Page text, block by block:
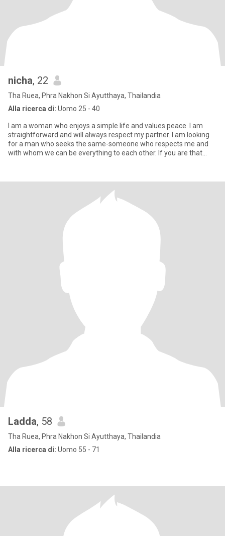
nicha, 22
Tha Ruea, Phra Nakhon Si Ayutthaya, Thailandia
Alla ricerca di: Uomo 25 - 40
I am a woman who enjoys a simple life and values peace. I am
straightforward and will always respect my partner. I am looking
for a man who seeks the same-someone who respects me and
with whom we can be everything to each other. If you are that
Ladda, 58
Tha Ruea, Phra Nakhon Si Ayutthaya, Thailandia
Alla ricerca di: Uomo 55 - 71